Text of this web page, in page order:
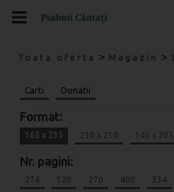
Toata oferta > Magazin >
Carti Donatii
Format:
165 x 235 210 x 210 145 x
Nr. pagini:
274 120 270 400 334